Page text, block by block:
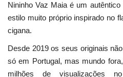
Nininho Vaz Maia é um
estilo muito próprio inspirado no
cigana.
Desde 2019 os seus originais
só em Portugal, mas mundo
milhões de visualizações